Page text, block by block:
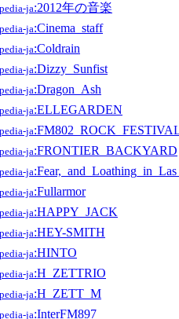
ja:2012年の音楽
ja:Cinema_staff
ja:Coldrain
ja:Dizzy_Sunfist
ja:Dragon_Ash
ja:ELLEGARDEN
ja
ja:FRONTIER_BACKYARD
ja
ja:Fullarmor
ja:HAPPY_JACK
ja:HEY-SMITH
ja:HINTO
ja:H_ZETTRIO
ja:H_ZETT_M
ja:InterFM897